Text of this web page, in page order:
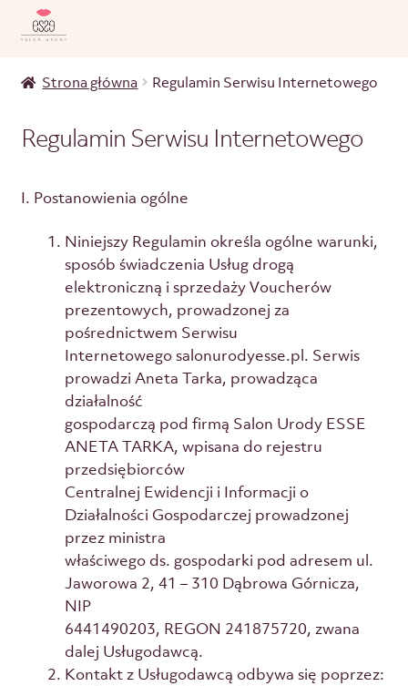
Strona główna Regulamin Serwisu Internetowego
Regulamin Serwisu Internetowego
I. Postanowienia ogólne
Niniejszy Regulamin określa ogólne warunki,
sposób świadczenia Usług drogą
elektroniczną i sprzedaży Voucherów
prezentowych, prowadzonej za
pośrednictwem Serwisu
Internetowego salonurodyesse.pl. Serwis
prowadzi Aneta Tarka, prowadząca
działalność
gospodarczą pod firmą Salon Urody ESSE
ANETA TARKA, wpisana do rejestru
przedsiębiorców
Centralnej Ewidencji i Informacji o
Działalności Gospodarczej prowadzonej
przez ministra
właściwego ds. gospodarki pod adresem ul.
Jaworowa 2, 41 – 310 Dąbrowa Górnicza,
NIP
6441490203, REGON 241875720, zwana
dalej Usługodawcą.
Kontakt z Usługodawcą odbywa się poprzez: